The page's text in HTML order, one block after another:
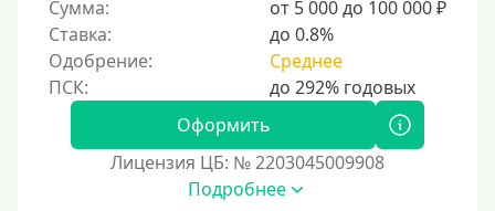
Сумма:
от 5 000 до 100 000 ₽
Ставка:
до 0.8%
Одобрение:
Среднее
Оформить
Лицензия ЦБ: № 2203045009908
Подробнее